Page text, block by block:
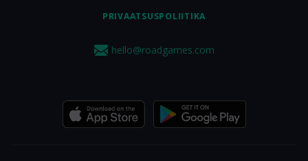
PRIVAATSUSPOLIITIKA
hello@roadgames.com